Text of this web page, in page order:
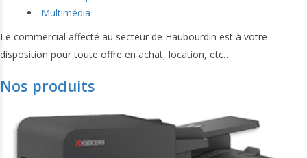
Multimédia
Le commercial affecté au secteur de Haubourdin est à votre
disposition pour toute offre en achat, location, etc…
Nos produits